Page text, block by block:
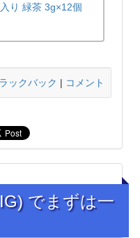
り 緑茶 3g×12個
ックバック | コメント
でまずは一